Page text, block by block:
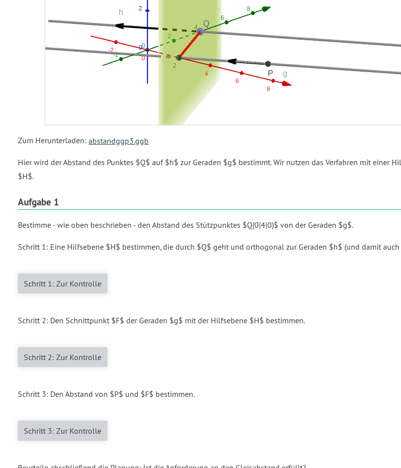
Zum Herunterladen: abstandggp3.ggb
Hier wird der Abstand des Punktes $Q$ auf $h$ zur Geraden $g$ bestimmt. Wir nutzen das Verfahren mit einer
$H$.
Aufgabe 1
Bestimme - wie oben beschrieben - den Abstand des Stützpunktes $Q(0|4|0)$ von der Geraden $g$.
Schritt 1: Eine Hilfsebene $H$ bestimmen, die durch $Q$ geht und orthogonal zur Geraden $h$ (und damit
Schritt 1: Zur Kontrolle
Schritt 2: Den Schnittpunkt $F$ der Geraden $g$ mit der Hilfsebene $H$ bestimmen.
Schritt 2: Zur Kontrolle
Schritt 3: Den Abstand von $P$ und $F$ bestimmen.
Schritt 3: Zur Kontrolle